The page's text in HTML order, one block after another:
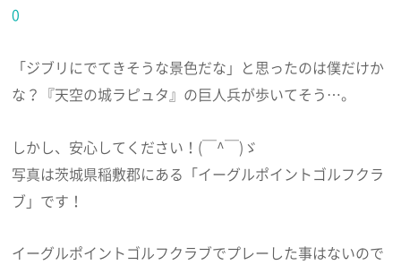
0
「ジブリにでてきそうな景色だな」と思ったのは僕だけか
な？『天空の城ラピュタ』の巨人兵が歩いてそう…。
しかし、安心してください！(￣^￣)ゞ
写真は茨城県稲敷郡にある「イーグルポイントゴルフクラ
ブ」です！
イーグルポイントゴルフクラブでプレーした事はないので